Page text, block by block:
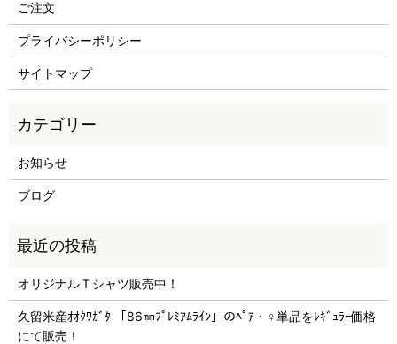
ご注文
プライバシーポリシー
サイトマップ
お知らせ
ブログ
オリジナルＴシャツ販売中！
久留米産ｵｵｸﾜｶﾞﾀ 「86㎜ﾌﾟﾚﾐｱﾑﾗｲﾝ」のﾍﾟｱ・♀単品をﾚｷﾞｭﾗｰ価格
にて販売！